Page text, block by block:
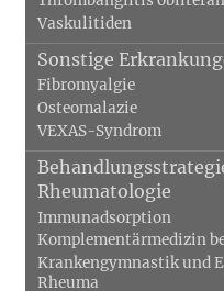
Vaskulitiden
Sonstige
Fibromyalgie
Osteomalazie
VEXAS-Syndrom
Rheumatologie
Immunadsorption
Komplementärmedizin
Krankengymnastik und
Rheuma